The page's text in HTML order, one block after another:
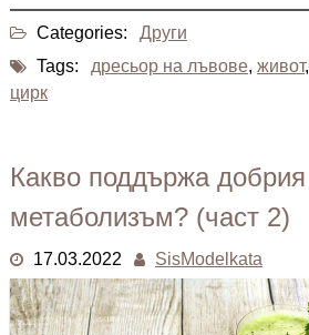
Categories:
Други
Tags:
дресьор на лъвове, живот,
цирк
Какво поддържа добрия
метаболизъм? (част 2)
17.03.2022 SisModelkata